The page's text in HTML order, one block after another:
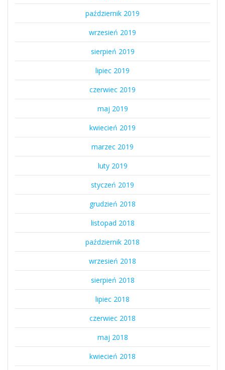
październik 2019
wrzesień 2019
sierpień 2019
lipiec 2019
czerwiec 2019
maj 2019
kwiecień 2019
marzec 2019
luty 2019
styczeń 2019
grudzień 2018
listopad 2018
październik 2018
wrzesień 2018
sierpień 2018
lipiec 2018
czerwiec 2018
maj 2018
kwiecień 2018